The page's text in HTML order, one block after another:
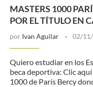
MASTERS 1000
POR EL TÍTULO EN
por Ivan Aguilar 02/
Quiero estudiar en los
beca deportiva: Clic
1000 de París Bercy